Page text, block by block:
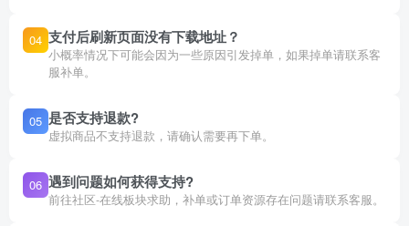
04 支付后刷新页面没有下载地址？
小概率情况下可能会因为一些原因引发掉单，如果掉单请联系客
服补单。
05 是否支持退款?
虚拟商品不支持退款，请确认需要再下单。
06 遇到问题如何获得支持?
前往社区-在线板块求助，补单或订单资源存在问题请联系客服。